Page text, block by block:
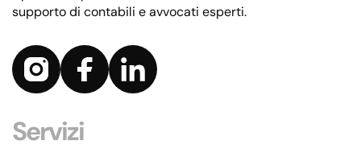
supporto di contabili e avvocati esperti.
Servizi